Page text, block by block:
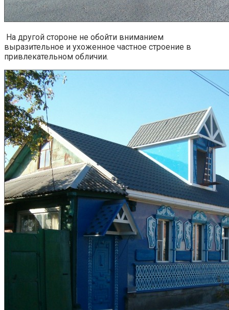
На другой стороне не обойти вниманием
выразительное и ухоженное частное строение в
привлекательном обличии.